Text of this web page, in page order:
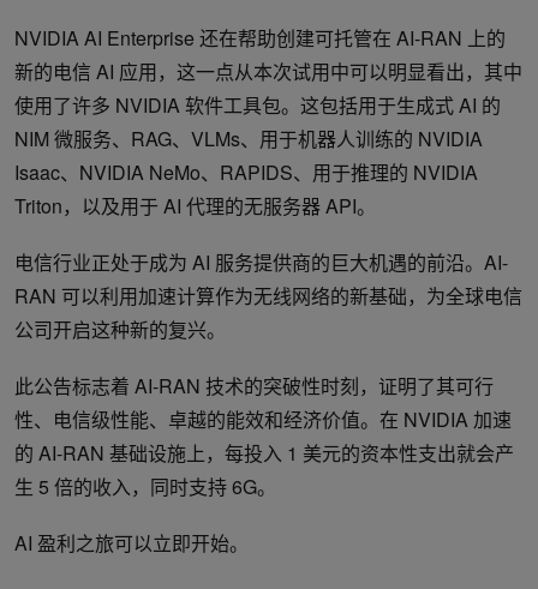
NVIDIA AI Enterprise 还在帮助创建可托管在 AI-RAN 上的
新的电信 AI 应用，这一点从本次试用中可以明显看出，其中
使用了许多 NVIDIA 软件工具包。这包括用于生成式 AI 的
NIM 微服务、RAG、VLMs、用于机器人训练的 NVIDIA
Isaac、NVIDIA NeMo、RAPIDS、用于推理的 NVIDIA
Triton，以及用于 AI 代理的无服务器 API。
电信行业正处于成为 AI 服务提供商的巨大机遇的前沿。AI-
RAN 可以利用加速计算作为无线网络的新基础，为全球电信
公司开启这种新的复兴。
此公告标志着 AI-RAN 技术的突破性时刻，证明了其可行
性、电信级性能、卓越的能效和经济价值。在 NVIDIA 加速
的 AI-RAN 基础设施上，每投入 1 美元的资本性支出就会产
生 5 倍的收入，同时支持 6G。
AI 盈利之旅可以立即开始。